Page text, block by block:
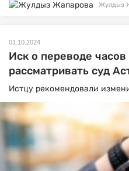
Жулдыз
01.10.2024
Иск о переводе часов
рассматривать суд
Истцу рекомендовали